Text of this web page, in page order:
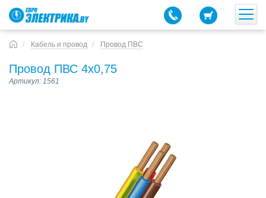
Кабель и провод Провод ПВС
Провод ПВС 4х0,75
Артикул: 1561